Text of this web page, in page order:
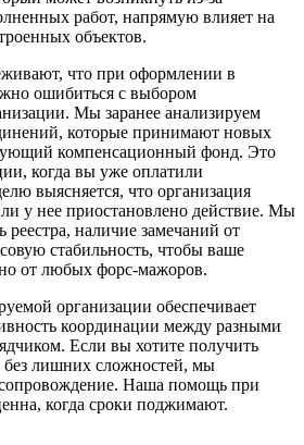
работ, напрямую влияет на
объектов.
что при оформлении в
ошибиться с выбором
Мы заранее анализируем
которые принимают новых
компенсационный фонд. Это
когда вы уже оплатили
выясняется, что организация
у нее приостановлено действие. Мы
реестра, наличие замечаний от
стабильность, чтобы ваше
от любых форс-мажоров.
организации обеспечивает
координации между разными
Если вы хотите получить
лишних сложностей, мы
Наша помощь при
когда сроки поджимают.